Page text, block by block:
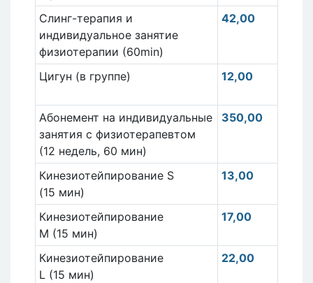
Слинг-терапия и
индивидуальное занятие
физиотерапии (60min)
42,00
Цигун (в группе) 12,00
Абонемент на индивидуальные
занятия с физиотерапевтом
(12 недель, 60 мин)
350,00
Кинезиотейпирование S
(15 мин)
13,00
Кинезиотейпирование
M (15 мин)
17,00
Кинезиотейпирование
L (15 мин)
22,00